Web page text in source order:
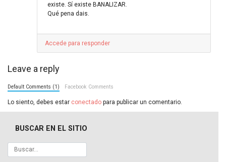
existe. Sí existe BANALIZAR.
Qué pena dais.
Accede para responder
Leave a reply
Default Comments (1) Facebook Comments
Lo siento, debes estar conectado para publicar un comentario.
BUSCAR EN EL SITIO